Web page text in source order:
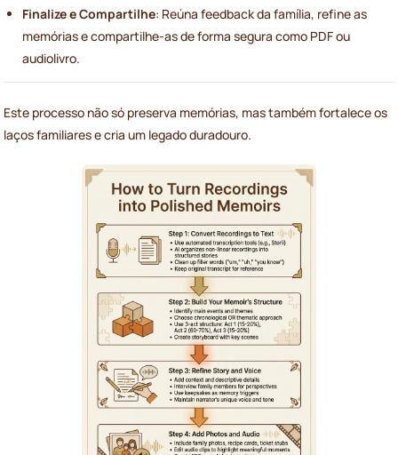
Finalize e Compartilhe: Reúna feedback da família, refine as
memórias e compartilhe-as de forma segura como PDF ou
audiolivro.
Este processo não só preserva memórias, mas também fortalece os
laços familiares e cria um legado duradouro.